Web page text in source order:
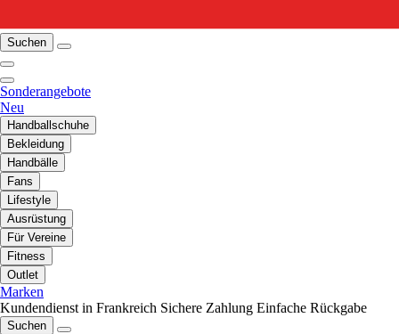
Suchen
Sonderangebote
Neu
Handballschuhe
Bekleidung
Handbälle
Fans
Lifestyle
Ausrüstung
Für Vereine
Fitness
Outlet
Marken
Kundendienst in Frankreich Sichere Zahlung Einfache Rückgabe
Suchen